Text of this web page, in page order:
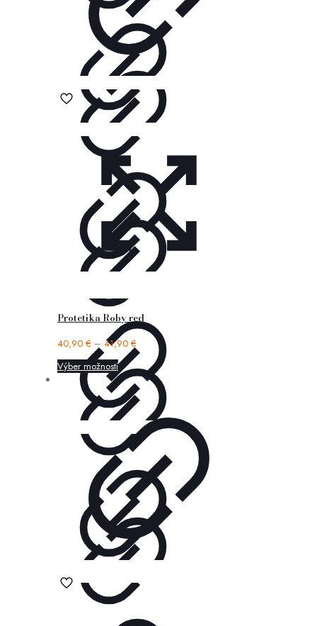
Protetika Roby red
40,90 € – 41,90 €
Výber možností